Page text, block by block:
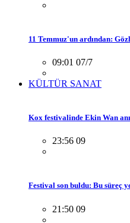
11 Temmuz'un ardından:
09:01 07/7
KÜLTÜR SANAT
Kox festivalinde Ekin Wan
23:56 09
Festival son buldu: Bu süreç
21:50 09